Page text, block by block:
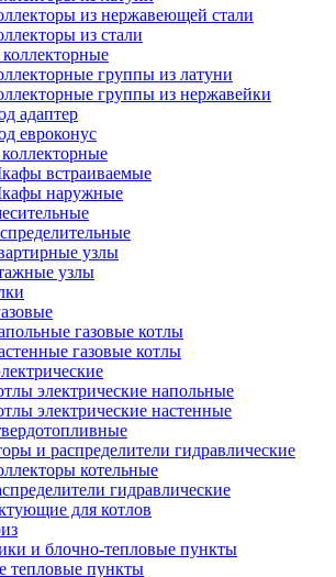
из нержавеющей стали
из стали
группы из латуни
группы из нержавейки
адаптер
евроконус
встраиваемые
наружные
узлы
узлы
газовые котлы
газовые котлы
электрические напольные
электрические настенные
и распределители гидравлические
котельные
гидравлические
для котлов
и блочно-тепловые пункты
тепловые пункты